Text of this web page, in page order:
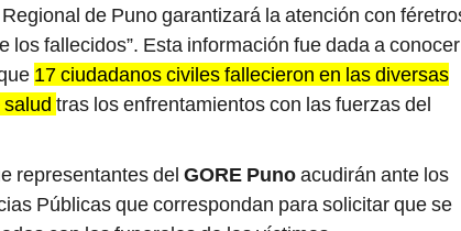
los fallecidos”. Esta información fue dada a conocer
17 ciudadanos civiles fallecieron en las diversas
saludtras los enfrentamientos con las fuerzas del
representantes del
Públicas que correspondan para solicitar que se
con los funerales de las víctimas.